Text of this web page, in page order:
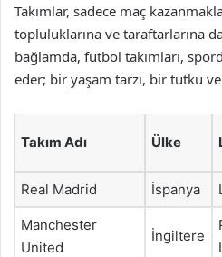
Takımlar, sadece maç
topluluklarına ve taraftarlarına
bağlamda, futbol takımları,
eder; bir yaşam tarzı, bir tutku
Takım Adı Ülke
Real Madrid İspanya
Manchester
United
İngiltere